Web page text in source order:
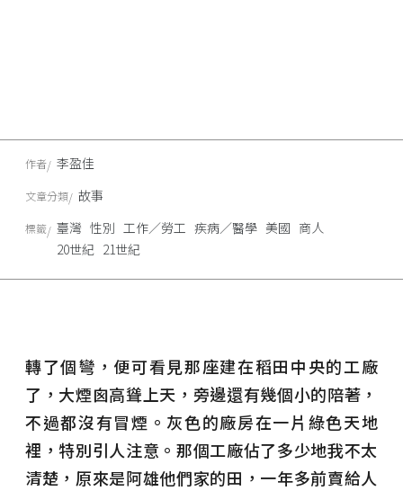
轉了個彎，便可看見那座建在稻田中央的工廠
了，大煙囪高聳上天，旁邊還有幾個小的陪著，
不過都沒有冒煙。灰色的廠房在一片綠色天地
裡，特別引人注意。那個工廠佔了多少地我不太
清楚，原來是阿雄他們家的田，一年多前賣給人
作者 李盈佳
文章分類 故事
標籤 臺灣 性別 工作／勞工 疾病／醫學 美國 商人
20世紀 21世紀